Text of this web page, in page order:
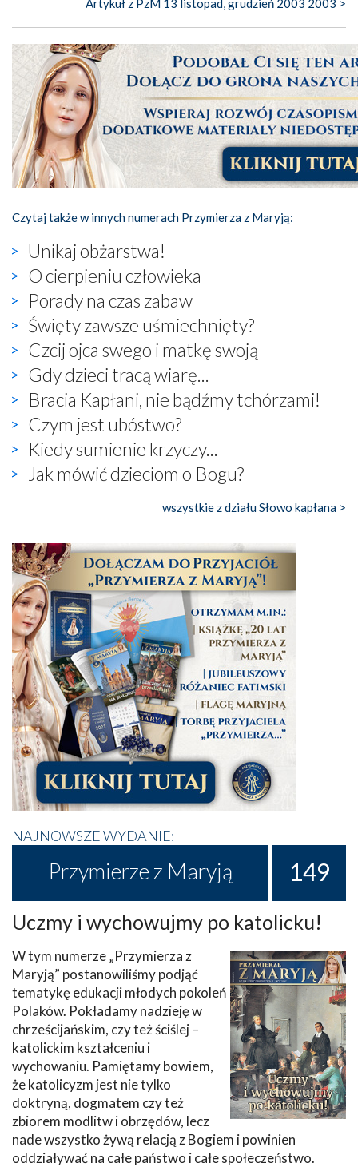
Artykuł z PzM 13 listopad, grudzień 2003 2003 >
Czytaj także w innych numerach Przymierza z Maryją:
Unikaj obżarstwa!
O cierpieniu człowieka
Porady na czas zabaw
Święty zawsze uśmiechnięty?
Czcij ojca swego i matkę swoją
Gdy dzieci tracą wiarę...
Bracia Kapłani, nie bądźmy tchórzami!
Czym jest ubóstwo?
Kiedy sumienie krzyczy...
Jak mówić dzieciom o Bogu?
wszystkie z działu Słowo kapłana >
NAJNOWSZE WYDANIE:
Przymierze z Maryją 149
Uczmy i wychowujmy po katolicku!
W tym numerze „Przymierza z
Maryją” postanowiliśmy podjąć
tematykę edukacji młodych pokoleń
Polaków. Pokładamy nadzieję w
chrześcijańskim, czy też ściślej –
katolickim kształceniu i
wychowaniu. Pamiętamy bowiem,
że katolicyzm jest nie tylko
doktryną, dogmatem czy też
zbiorem modlitw i obrzędów, lecz
nade wszystko żywą relacją z Bogiem i powinien
oddziaływać na całe państwo i całe społeczeństwo.